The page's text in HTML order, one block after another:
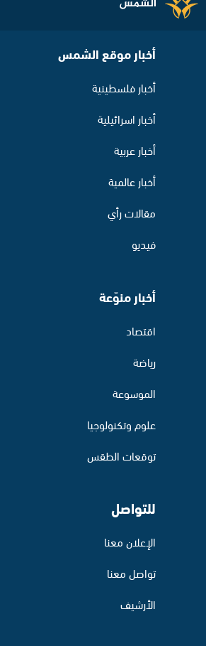
أخبار موقع الشمس
أخبار فلسطينية
أخبار اسرائيلية
أخبار عربية
أخبار عالمية
مقالات رأي
فيديو
أخبار منوّعة
اقتصاد
رياضة
الموسوعة
علوم وتكنولوجيا
توقعات الطقس
للتواصل
الإعلان معنا
تواصل معنا
الأرشيف